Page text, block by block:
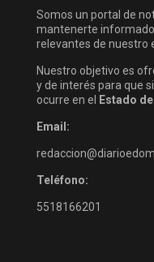
Somos un portal de
mantenerte
relevantes de nuestro
Nuestro objetivo es
y de interés para que
ocurre en el
Estado
Email:
Teléfono:
5518166201